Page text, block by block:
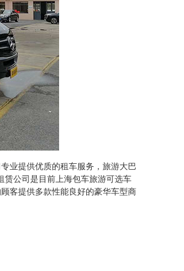
业提供优质的租车服务，旅游大巴
赁公司是目前上海包车旅游可选车
客提供多款性能良好的豪华车型商